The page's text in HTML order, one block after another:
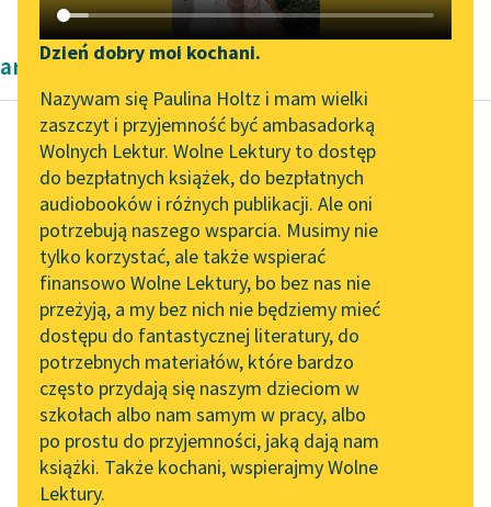
Katalog DAISY
Podkasty o książkach
Zgłoś brak utworu
Aktualności
„Prokurator Alicja Horn”
do słuchania
Byliśmy częścią AI Impact
Lab
Zapraszamy na spotkanie
online z tłumaczkami
literatury skandynawskiej
Spotkanie z Katarzyną
Tunkiel w Oslo
102. lata temu zmarł
Joseph Conrad
Narzędzia
Mapa Wolnych Lektur
Leśmianator
Przewodnik dla piszących i
czytających
API
OAI-PMH
Widget Wolnych Lektur
Przypisy
Dzień dobry moi kochani.
Nazywam się Paulina Holtz i mam wielki
zaszczyt i przyjemność być ambasadorką
Wolnych Lektur. Wolne Lektury to dostęp
do bezpłatnych książek, do bezpłatnych
audiobooków i różnych publikacji. Ale oni
potrzebują naszego wsparcia. Musimy nie
tylko korzystać, ale także wspierać
finansowo Wolne Lektury, bo bez nas nie
przeżyją, a my bez nich nie będziemy mieć
dostępu do fantastycznej literatury, do
potrzebnych materiałów, które bardzo
często przydają się naszym dzieciom w
szkołach albo nam samym w pracy, albo
po prostu do przyjemności, jaką dają nam
książki. Także kochani, wspierajmy Wolne
Lektury.
artykuły naukowe Kazimierza Wyki
Kazimierz Wyka
Modernizm polski
Specjalnie na tym mi
zależało, ażeby nie
pominąć milczeniem
nowych opracowań i
nowych propozycji
interpretacyjnych...
Czytaj więcej